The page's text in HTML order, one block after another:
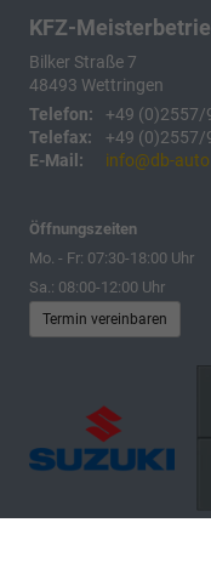
KFZ-
Bilker Straße 7
48493 Wettringen
Telefon:
+49 (0)2557/
Telefax:
+49 (0)2557/
E-Mail:
info@db-
Öffnungszeiten
Mo. - Fr: 07:30-18:00 Uhr
Sa.: 08:00-12:00 Uhr
Termin vereinbaren